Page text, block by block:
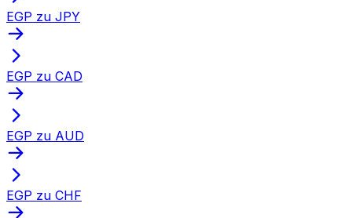
EGP zu JPY
EGP zu CAD
EGP zu AUD
EGP zu CHF